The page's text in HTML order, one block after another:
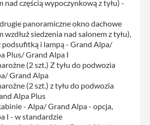
nad częścią wypoczynkową z tyłu) -
panoramiczne okno dachowe
wzdłuż siedzenia nad salonem z tyłu),
podsufitką i lampą - Grand Alpa/
Plus/ Grand Alpa I
(2 szt.) Z tyłu do podwozia
Grand Alpa
(2 szt.) z tyłu do podwozia
Alpa Plus
- Alpa/ Grand Alpa - opcja,
I - w standardzie